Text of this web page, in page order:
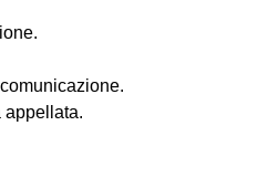
appellata.